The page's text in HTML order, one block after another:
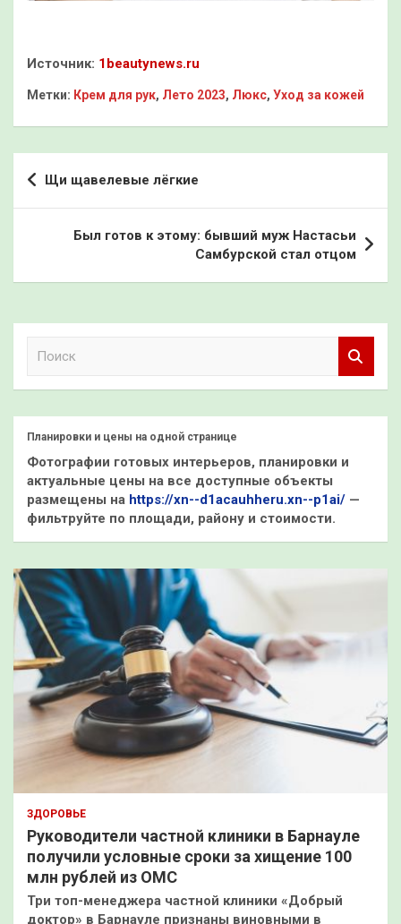
Источник: 1beautynews.ru
Метки: Крем для рук, Лето 2023, Люкс, Уход за кожей
Навигация
по
записям
Щи щавелевые лёгкие
Был готов к этому: бывший муж Настасьи
Самбурской стал отцом
к
Планировки и цены на одной странице
Фотографии готовых интерьеров, планировки и
актуальные цены на все доступные объекты
размещены на https://xn--d1acauhheru.xn--p1ai/ —
фильтруйте по площади, району и стоимости.
ЗДОРОВЬЕ
Руководители частной клиники в Барнауле
получили условные сроки за хищение 100
млн рублей из ОМС
Три топ-менеджера частной клиники «Добрый
доктор» в Барнауле признаны виновными в